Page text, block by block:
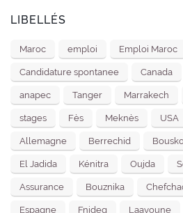
LIBELLÉS
Maroc emploi Emploi Maroc
Candidature spontanee Canada
anapec Tanger Marrakech
stages Fès Meknès USA
Allemagne Berrechid
El Jadida Kénitra Oujda
Assurance Bouznika
Espagne Fnideq Laayoune